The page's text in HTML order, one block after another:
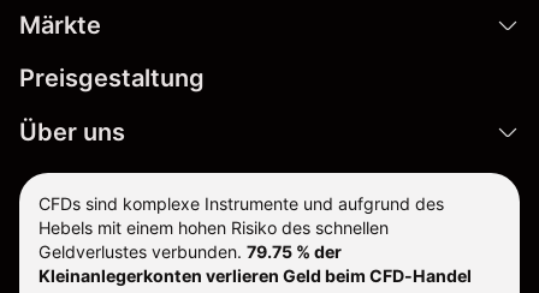
Märkte
Preisgestaltung
Über uns
CFDs sind komplexe Instrumente und aufgrund des
Hebels mit einem hohen Risiko des schnellen
Geldverlustes verbunden. 79.75 % der
Kleinanlegerkonten verlieren Geld beim CFD-Handel